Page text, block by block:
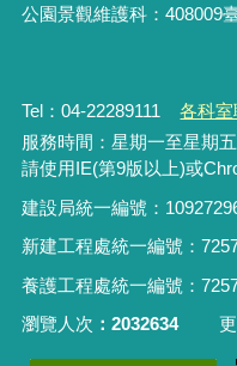
公園景觀維護科：408009
Tel：04-22289111 各科
服務時間：星期一至星期
請使用IE(第9版以上)或
建設局統一編號：
新建工程處統一編號：
養護工程處統一編號 ：
瀏覽人次
2032634